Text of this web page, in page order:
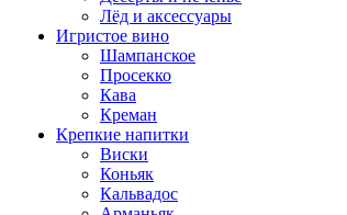
Лёд и аксессуары
Игристое вино
Шампанское
Просекко
Кава
Креман
Крепкие напитки
Виски
Коньяк
Кальвадос